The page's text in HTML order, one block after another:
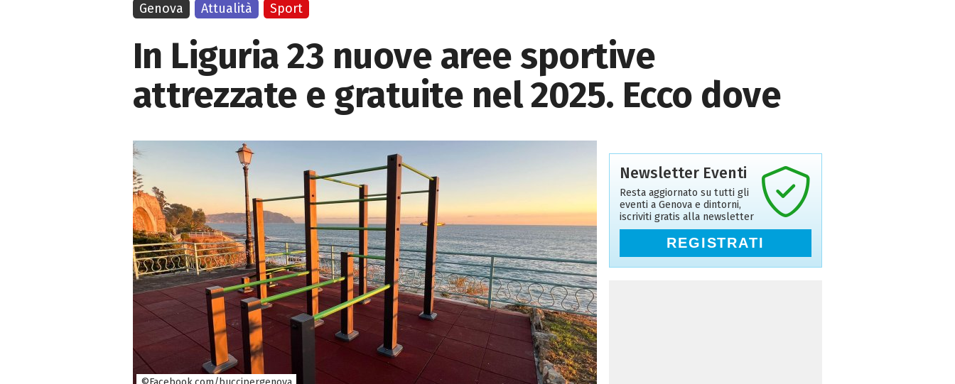
In Liguria 23 nuove aree sportive
attrezzate e gratuite nel 2025. Ecco dove
Genova Attualità Sport
Newsletter Eventi
Resta aggiornato su tutti gli
eventi a Genova e dintorni,
iscriviti gratis alla newsletter
REGISTRATI